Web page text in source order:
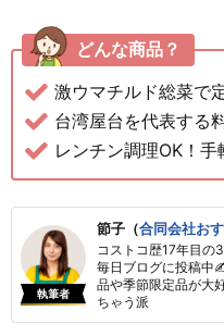
どんな商品？
激ウマチルド総菜で
台湾屋台を代表する
レンチン調理OK！
執筆者
節子（合同会社お
コストコ歴17年目の
毎日ブログに投稿中
品や季節限定品が大
ちゃう派